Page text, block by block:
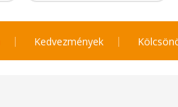
Kedvezmények